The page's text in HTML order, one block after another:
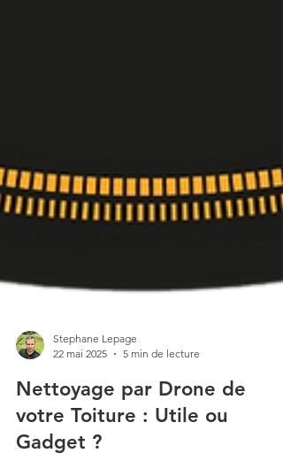
22 mai 2025
5 min de lecture
Nettoyage par Drone de
votre Toiture : Utile ou